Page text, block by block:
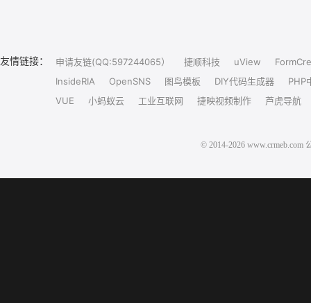
友情链接： 申请友链(QQ:597244065） 捷顺科技 uView
InsideRIA
OpenSNS 图鸟模板 DIY代码生成器
PHP
VUE
小蚂蚁云 工业互联网 捷映视频制作 芦虎导航
© 2014-2026